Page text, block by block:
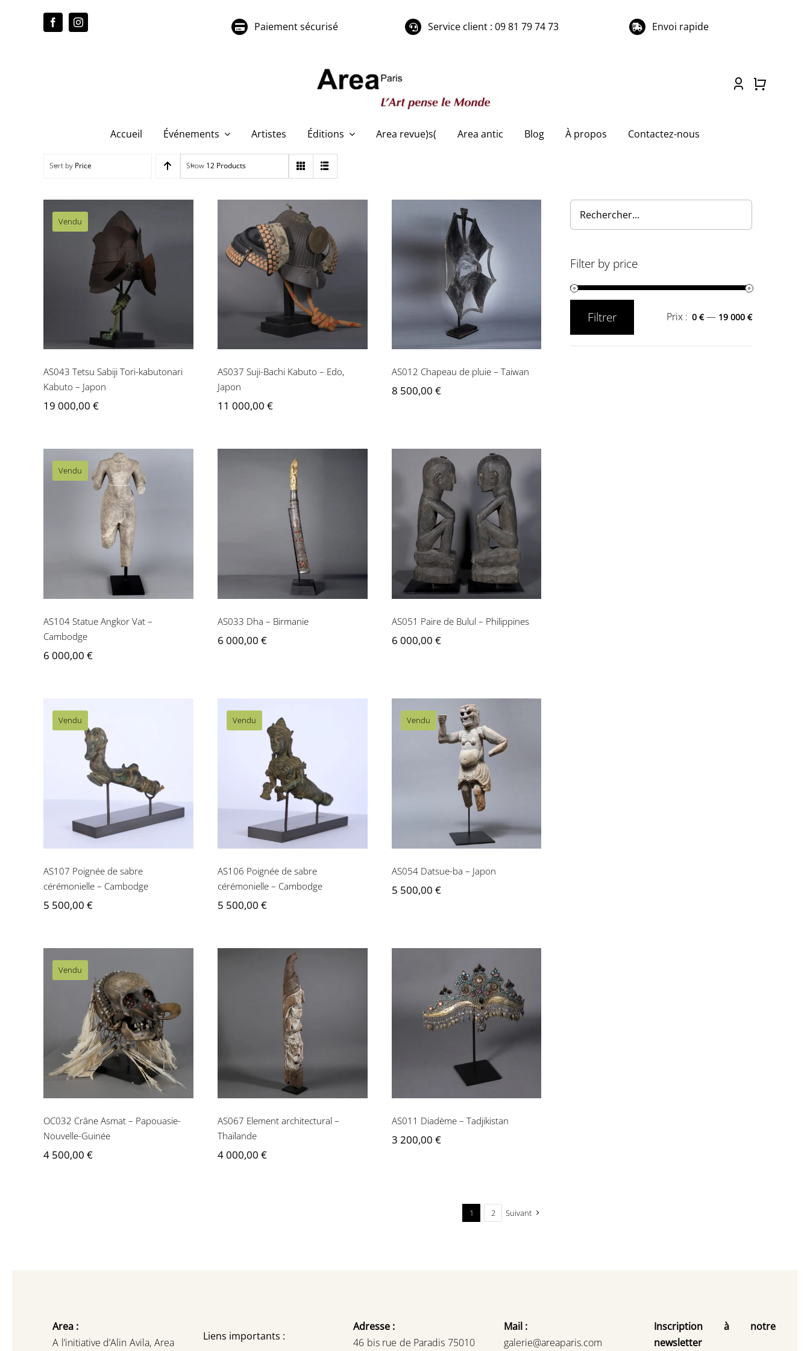
Paiement sécurisé Service client : 09 81 79 74 73 Envoi rapide
Accueil Événements Artistes Éditions Area revue)s( Area antic Blog À propos Contactez-nous
Sort by Price Show 12 Products
Vendu
AS043 Tetsu Sabiji Tori-
kabutonari Kabuto –
Japon
AS043 Tetsu Sabiji Tori-kabutonari
Kabuto – Japon
19 000,00 €
AS037 Suji-Bachi Kabuto
– Edo, Japon
AS037 Suji-Bachi Kabuto – Edo,
Japon
11 000,00 €
AS012 Chapeau de pluie
– Taiwan
AS012 Chapeau de pluie – Taiwan
8 500,00 €
Vendu
AS104 Statue Angkor Vat
– Cambodge
AS104 Statue Angkor Vat –
Cambodge
6 000,00 €
AS033 Dha – Birmanie
AS033 Dha – Birmanie
6 000,00 €
AS051 Paire de Bulul –
Philippines
AS051 Paire de Bulul – Philippines
6 000,00 €
Vendu
AS107 Poignée de sabre
cérémonielle –
Cambodge
AS107 Poignée de sabre
cérémonielle – Cambodge
5 500,00 €
Vendu
AS106 Poignée de sabre
cérémonielle –
Cambodge
AS106 Poignée de sabre
cérémonielle – Cambodge
5 500,00 €
Vendu
AS054 Datsue-ba –
Japon
AS054 Datsue-ba – Japon
5 500,00 €
Vendu
OC032 Crâne Asmat –
Papouasie-Nouvelle-
Guinée
OC032 Crâne Asmat – Papouasie-
Nouvelle-Guinée
4 500,00 €
AS067 Element
architectural – Thaïlande
AS067 Element architectural –
Thaïlande
4 000,00 €
AS011 Diadème –
Tadjikistan
AS011 Diadème – Tadjikistan
3 200,00 €
1 2 Suivant
Filter by price
Filtrer Prix : 0 €— 19 000 €
Area :
A l’initiative d’Alin Avila, Area Liens importants :
Adresse :
46 bis rue de Paradis 75010
Mail :
galerie@areaparis.com
Inscription à notre
newsletter